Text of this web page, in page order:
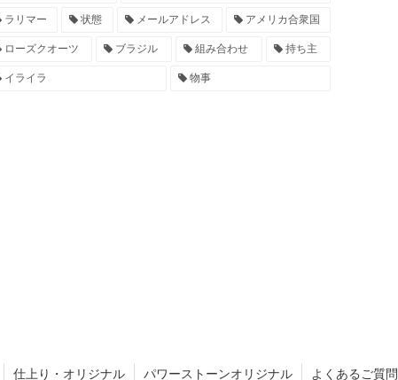
ラリマー 状態 メールアドレス アメリカ合衆国
ローズクオーツ ブラジル 組み合わせ 持ち主
イライラ 物事
仕上り・オリジナル パワーストーンオリジナル よくあるご質問